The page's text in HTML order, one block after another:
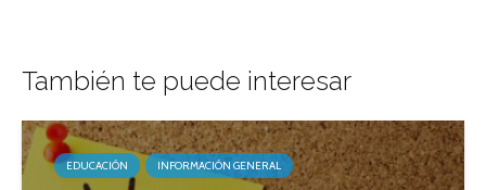
También te puede interesar
EDUCACIÓN INFORMACIÓN GENERAL